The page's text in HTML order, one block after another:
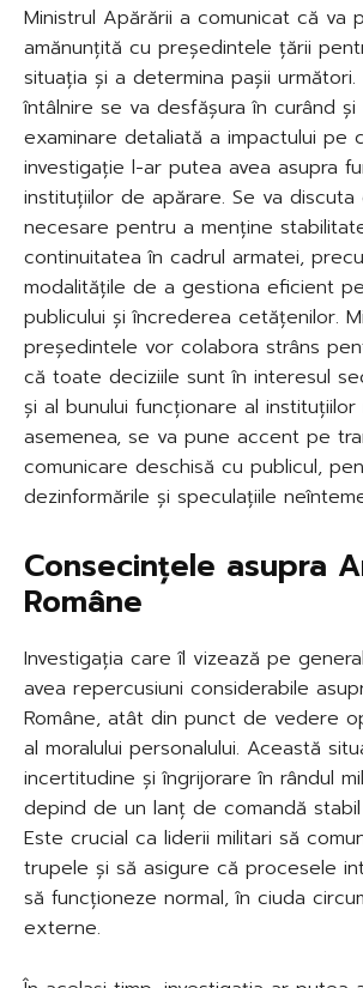
Ministrul Apărării a comunicat că va
amănunțită cu președintele țării
situația și a determina pașii
întâlnire se va desfășura în curând
examinare detaliată a impactului pe
investigație l-ar putea avea asupra
instituțiilor de apărare. Se va discuta
necesare pentru a menține
continuitatea în cadrul armatei,
modalitățile de a gestiona eficient
publicului și încrederea cetățenilor.
președintele vor colabora strâns
că toate deciziile sunt în interesul
și al bunului funcționare al instituțiilor
asemenea, se va pune accent pe
comunicare deschisă cu publicul,
dezinformările și speculațiile
Consecințele asupra
Române
Investigația care îl vizează pe
avea repercusiuni considerabile
Române, atât din punct de vedere
al moralului personalului. Această
incertitudine și îngrijorare în rândul
depind de un lanț de comandă stabil
Este crucial ca liderii militari să
trupele și să asigure că procesele
să funcționeze normal, în ciuda
externe.